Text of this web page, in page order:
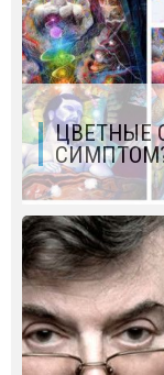
ЦВЕТНЫЕ